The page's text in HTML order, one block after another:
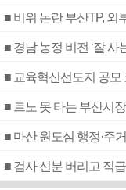
■ 비위 논란 부산TP, 외
■ 경남 농정 비전 ‘잘
■ 교육혁신선도지 공모
■ 르노 못 타는 부산시
■ 마산 원도심 행정·주